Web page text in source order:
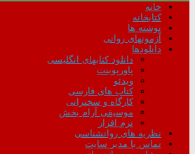
خانه
کتابخانه
نوشته ها
آزمونهای روانی
دانلودها
دانلود کتابهای انگلیسی
پاورپوینت
ویدئو
کتاب های فارسی
کارگاه و سخنرانی
موسیقی آرام بخش
نرم افزار
نظریه های روانشناسی
تماس با مدیر سایت